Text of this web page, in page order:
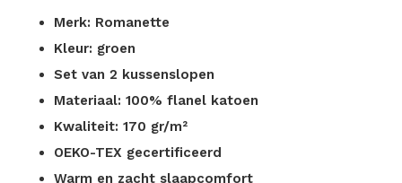
Merk: Romanette
Kleur: groen
Set van 2 kussenslopen
Materiaal: 100% flanel katoen
Kwaliteit: 170 gr/m²
OEKO-TEX gecertificeerd
Warm en zacht slaapcomfort